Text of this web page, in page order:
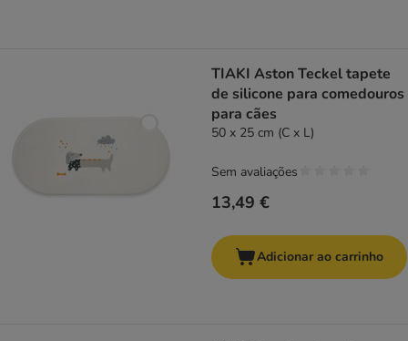
TIAKI Aston Teckel tapete
de silicone para comedouros
para cães
50 x 25 cm (C x L)
13,49 €
Sem avaliações
Adicionar ao carrinho